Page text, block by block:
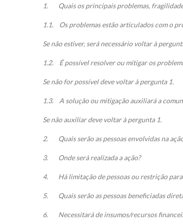
1. Quais os principais problemas,
1.1. Os problemas estão articulados com o
Se não estiver, será necessário voltar à
1.2. É possível resolver ou mitigar os
Se não for possível deve voltar à pergunta 1.
1.3. A solução ou mitigação auxiliará a
Se não auxiliar deve voltar à pergunta 1.
2. Quais serão as pessoas envolvidas na
3. Onde será realizada a ação?
4. Há limitação de pessoas ou restrição
5. Quais serão as pessoas beneficiadas
6. Necessitará de insumos/recursos